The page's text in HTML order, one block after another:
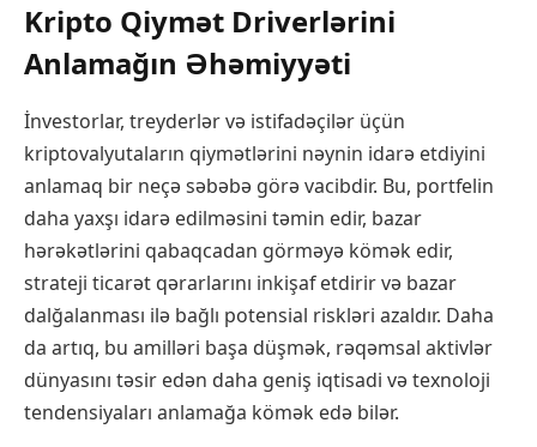
Kripto Qiymət Driverlərini
Anlamağın Əhəmiyyəti
İnvestorlar, treyderlər və istifadəçilər üçün
kriptovalyutaların qiymətlərini nəynin idarə etdiyini
anlamaq bir neçə səbəbə görə vacibdir. Bu, portfelin
daha yaxşı idarə edilməsini təmin edir, bazar
hərəkətlərini qabaqcadan görməyə kömək edir,
strateji ticarət qərarlarını inkişaf etdirir və bazar
dalğalanması ilə bağlı potensial riskləri azaldır. Daha
da artıq, bu amilləri başa düşmək, rəqəmsal aktivlər
dünyasını təsir edən daha geniş iqtisadi və texnoloji
tendensiyaları anlamağa kömək edə bilər.